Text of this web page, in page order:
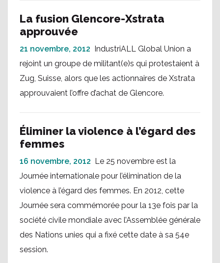
La fusion Glencore-Xstrata
approuvée
21 novembre, 2012 IndustriALL Global Union a
rejoint un groupe de militant(e)s qui protestaient à
Zug, Suisse, alors que les actionnaires de Xstrata
approuvaient l’offre d’achat de Glencore.
Éliminer la violence à l’égard des
femmes
16 novembre, 2012 Le 25 novembre est la
Journée internationale pour l’élimination de la
violence à l’égard des femmes. En 2012, cette
Journée sera commémorée pour la 13e fois par la
société civile mondiale avec l’Assemblée générale
des Nations unies qui a fixé cette date à sa 54e
session.